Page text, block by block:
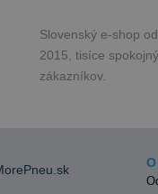
Slovenský e-shop
2015, tisíce
zákazníkov.